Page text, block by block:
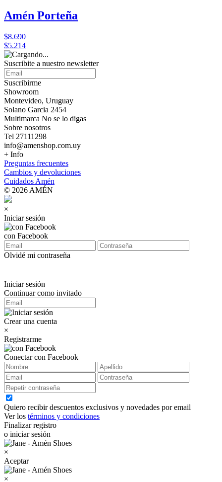
Amén Porteña
$8.690
$5.214
Suscribite a nuestro newsletter
Suscribirme
Showroom
Montevideo, Uruguay
Solano Garcia 2454
Multimarca No se lo digas
Sobre nosotros
Tel 27111298
info@amenshop.com.uy
+ Info
Preguntas frecuentes
Cambios y devoluciones
Cuidados Amén
© 2026 AMÉN
×
Iniciar sesión
con Facebook
Olvidé mi contraseña
Iniciar sesión
Continuar como invitado
Crear una cuenta
×
Registrarme
Conectar con Facebook
Quiero recibir descuentos exclusivos y novedades por email
Ver los términos y condiciones
Finalizar registro
o iniciar sesión
×
Aceptar
×